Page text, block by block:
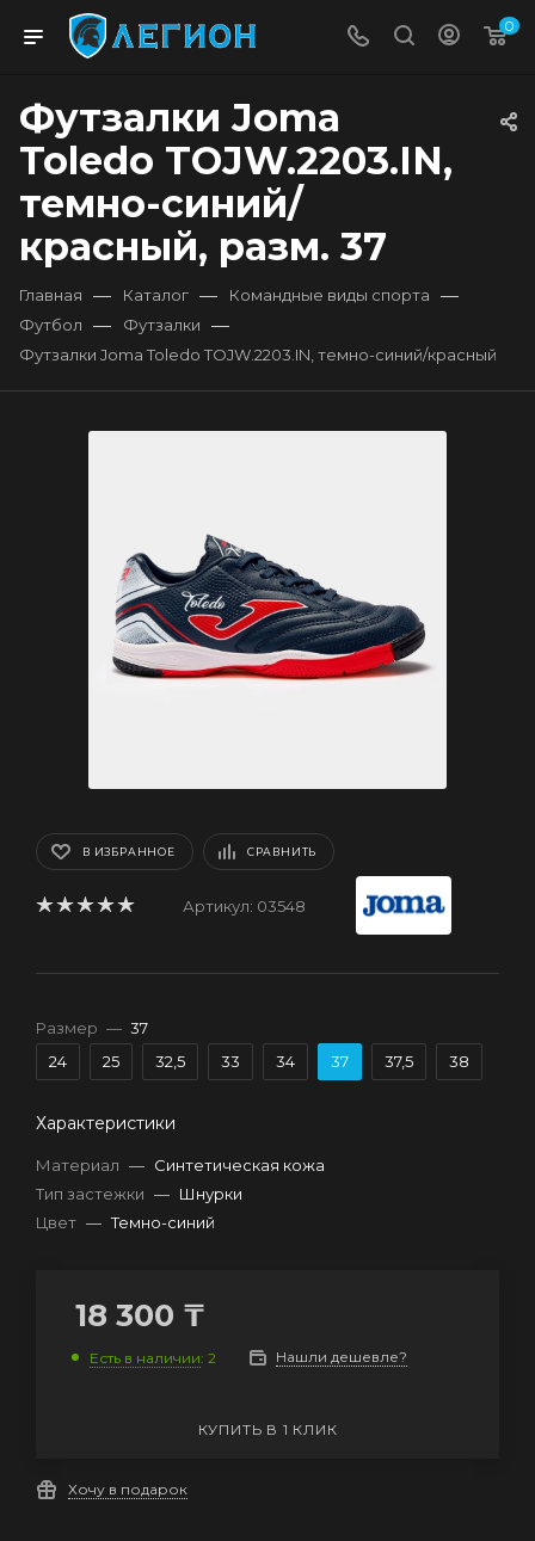
0
Футзалки Joma
Toledo TOJW.2203.IN,
темно-синий/
красный, разм. 37
Главная — Каталог — Командные виды спорта —
Футбол — Футзалки —
Футзалки Joma Toledo TOJW.2203.IN, темно-синий/красный
В ИЗБРАННОЕ СРАВНИТЬ
Артикул: 03548
Размер — 37
24
25 32,5 33 34 37 37,5 38
Характеристики
Материал — Синтетическая кожа
Тип застежки — Шнурки
Цвет — Темно-синий
18 300 ₸
Есть в наличии: 2 Нашли дешевле?
КУПИТЬ В 1 КЛИК
Хочу в подарок